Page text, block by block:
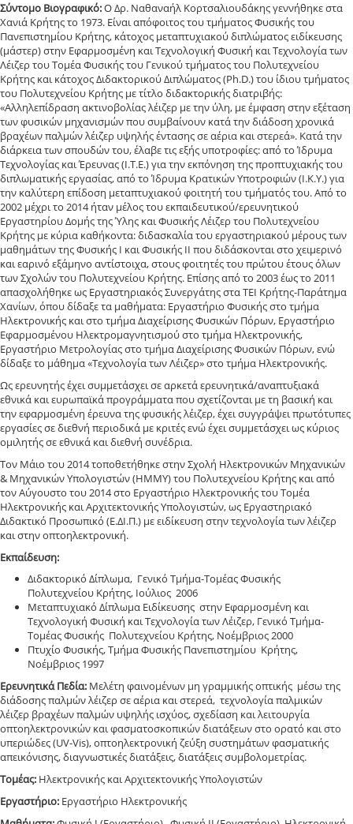
Σύντομο Βιογραφικό:Ο Δρ. Ναθαναήλ Κορτσαλιουδάκης γεννήθηκε στα
Χανιά Κρήτης το 1973. Είναι απόφοιτος του τμήματος Φυσικής του
Πανεπιστημίου Κρήτης, κάτοχος μεταπτυχιακού διπλώματος ειδίκευσης
(μάστερ) στην Εφαρμοσμένη και Τεχνολογική Φυσική και Τεχνολογία των
Λέιζερ του Τομέα Φυσικής του Γενικού τμήματος του Πολυτεχνείου
Κρήτης και κάτοχος Διδακτορικού Διπλώματος (Ph.D.) του ίδιου τμήματος
του Πολυτεχνείου Κρήτης με τίτλο διδακτορικής διατριβής:
«Αλληλεπίδραση ακτινοβολίας λέιζερ με την ύλη, με έμφαση στην εξέταση
των φυσικών μηχανισμών που συμβαίνουν κατά την διάδοση χρονικά
βραχέων παλμών λέιζερ υψηλής έντασης σε αέρια και στερεά». Κατά την
διάρκεια των σπουδών του, έλαβε τις εξής υποτροφίες: από το Ίδρυμα
Τεχνολογίας και Έρευνας (Ι.Τ.Ε.) για την εκπόνηση της προπτυχιακής του
διπλωματικής εργασίας, από το Ίδρυμα Κρατικών Υποτροφιών (Ι.Κ.Υ.) για
την καλύτερη επίδοση μεταπτυχιακού φοιτητή του τμήματός του. Από το
2002 μέχρι το 2014 ήταν μέλος του εκπαιδευτικού/ερευνητικού
Εργαστηρίου Δομής της Ύλης και Φυσικής Λέιζερ του Πολυτεχνείου
Κρήτης με κύρια καθήκοντα: διδασκαλία του εργαστηριακού μέρους των
μαθημάτων της Φυσικής Ι και Φυσικής ΙΙ που διδάσκονται στο χειμερινό
και εαρινό εξάμηνο αντίστοιχα, στους φοιτητές του πρώτου έτους όλων
των Σχολών του Πολυτεχνείου Κρήτης. Επίσης από το 2003 έως το 2011
απασχολήθηκε ως Εργαστηριακός Συνεργάτης στα ΤΕΙ Κρήτης-Παράτημα
Χανίων, όπου δίδαξε τα μαθήματα: Εργαστήριο Φυσικής στο τμήμα
Ηλεκτρονικής και στο τμήμα Διαχείρισης Φυσικών Πόρων, Εργαστήριο
Εφαρμοσμένου Ηλεκτρομαγνητισμού στο τμήμα Ηλεκτρονικής,
Εργαστήριο Μετρολογίας στο τμήμα Διαχείρισης Φυσικών Πόρων, ενώ
δίδαξε το μάθημα «Τεχνολογία των Λέιζερ» στο τμήμα Ηλεκτρονικής.
Ως ερευνητής έχει συμμετάσχει σε αρκετά ερευνητικά/αναπτυξιακά
εθνικά και ευρωπαϊκά προγράμματα που σχετίζονται με τη βασική και
την εφαρμοσμένη έρευνα της φυσικής λέιζερ, έχει συγγράψει πρωτότυπες
εργασίες σε διεθνή περιοδικά με κριτές ενώ έχει συμμετάσχει ως κύριος
ομιλητής σε εθνικά και διεθνή συνέδρια.
Τον Μάιο του 2014 τοποθετήθηκε στην Σχολή Ηλεκτρονικών Μηχανικών
& Μηχανικών Υπολογιστών (ΗΜΜΥ) του Πολυτεχνείου Κρήτης και από
τον Αύγουστο του 2014 στο Εργαστήριο Ηλεκτρονικής του Τομέα
Ηλεκτρονικής και Αρχιτεκτονικής Υπολογιστών, ως Εργαστηριακό
Διδακτικό Προσωπικό (Ε.ΔΙ.Π.) με ειδίκευση στην τεχνολογία των λέιζερ
και στην οπτοηλεκτρονική.
Εκπαίδευση:
Διδακτορικό Δίπλωμα, Γενικό Τμήμα-Τομέας Φυσικής
Πολυτεχνείου Κρήτης, Ιούλιος 2006
Μεταπτυχιακό Δίπλωμα Ειδίκευσης στην Εφαρμοσμένη και
Τεχνολογική Φυσική και Τεχνολογία των Λέιζερ, Γενικό Τμήμα-
Τομέας Φυσικής Πολυτεχνείου Κρήτης, Νοέμβριος 2000
Πτυχίο Φυσικής, Τμήμα Φυσικής Πανεπιστημίου Κρήτης,
Νοέμβριος 1997
Ερευνητικά Πεδία: Μελέτη φαινομένων μη γραμμικής οπτικής μέσω της
διάδοσης παλμών λέιζερ σε αέρια και στερεά, τεχνολογία παλμικών
λέιζερ βραχέων παλμών υψηλής ισχύος, σχεδίαση και λειτουργία
οπτοηλεκτρονικών και φασματοσκοπικών διατάξεων στο ορατό και στο
υπεριώδες (UV-Vis), οπτοηλεκτρονική ζεύξη συστημάτων φασματικής
απεικόνισης, διαγνωστικές διατάξεις, διατάξεις συμβολομετρίας.
Τομέας: Ηλεκτρονικής και Αρχιτεκτονικής Υπολογιστών
Εργαστήριο: Εργαστήριο Ηλεκτρονικής